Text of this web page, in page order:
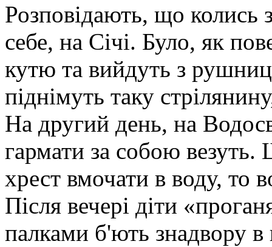
Розповідають, що колись
себе, на Січі. Було, як
кутю та вийдуть з
піднімуть таку
На другий день, на
гармати за собою
хрест вмочати в воду, то
Після вечері діти
палками б'ють знадвору